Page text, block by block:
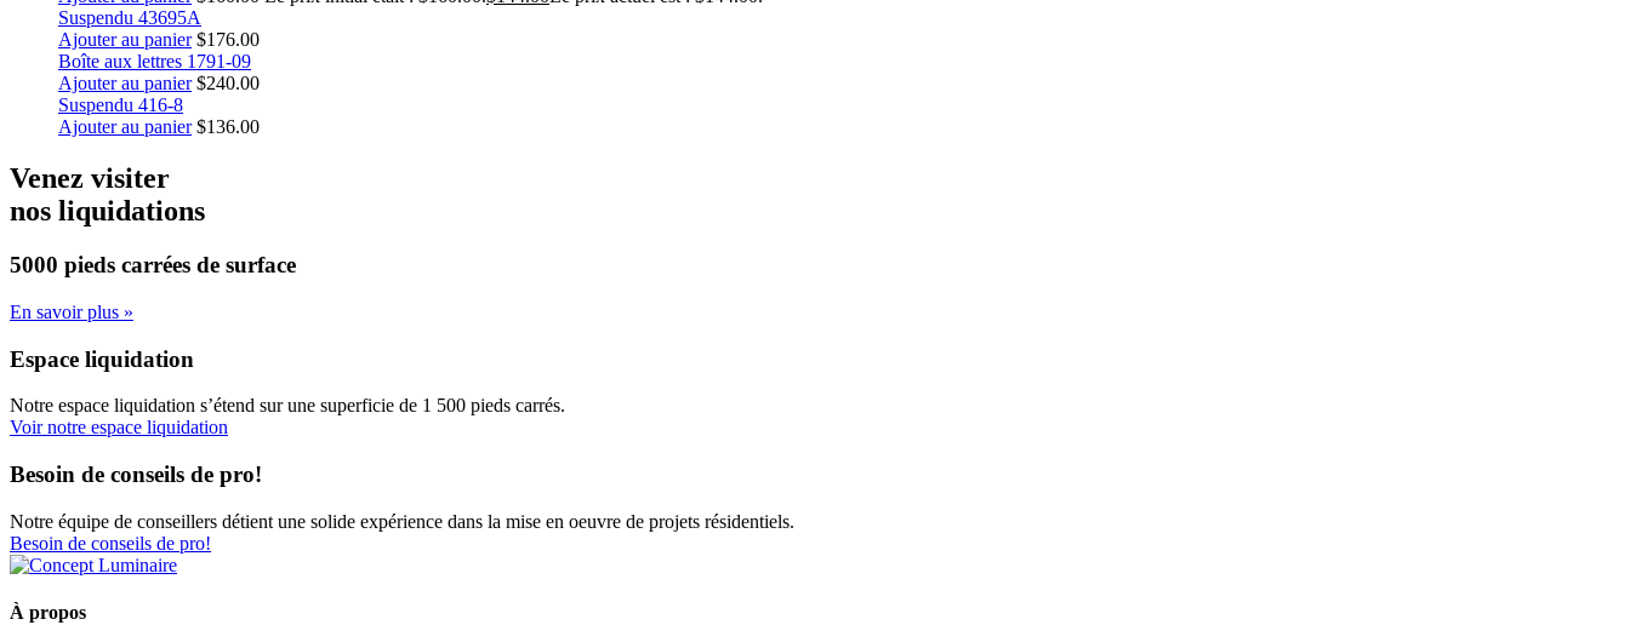
Suspendu 43695A
Ajouter au panier $176.00
Boîte aux lettres 1791-09
Ajouter au panier $240.00
Suspendu 416-8
Ajouter au panier $136.00
Venez visiter
nos liquidations
5000 pieds carrées de surface
En savoir plus »
Espace liquidation
Notre espace liquidation s’étend sur une superficie de 1 500 pieds carrés.
Voir notre espace liquidation
Besoin de conseils de pro!
Notre équipe de conseillers détient une solide expérience dans la mise en oeuvre de projets résidentiels.
Besoin de conseils de pro!
À propos